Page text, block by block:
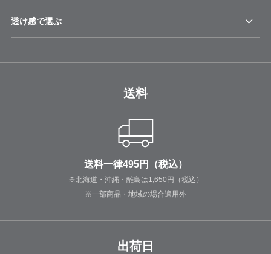
透け感で選ぶ
送料
送料一律495円（税込）
※北海道・沖縄・離島は1,650円（税込）
※一部商品・地域の場合適用外
出荷日